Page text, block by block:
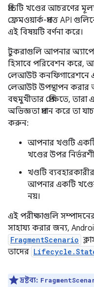
প্রতিটি খণ্ডের আচরণের
ফ্রেমওয়ার্ক-প্রদত্ত API
এই বিষয়টি বর্ণনা করে।
টুকরাগুলি আপনার
হিসাবে পরিবেশন করে,
লেআউট কনফিগারেশনে
লেআউট উপস্থাপন করার
বহুমুখীতার প্রেক্ষিতে,
অভিজ্ঞতা প্রদান করে তা
করুন:
আপনার খণ্ডটি
খণ্ডের উপর
খণ্ডটি
আপনার একটি
নয়।
এই পরীক্ষাগুলি
সাহায্য করার জন্য,
FragmentScenario
তাদের
দ্রষ্টব্য: